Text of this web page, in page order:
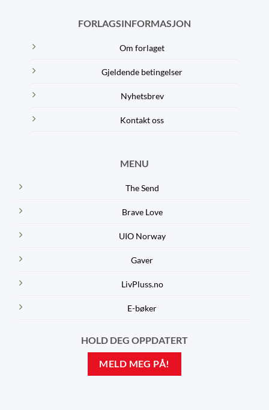
FORLAGSINFORMASJON
Om forlaget
Gjeldende betingelser
Nyhetsbrev
Kontakt oss
MENU
The Send
Brave Love
UIO Norway
Gaver
LivPluss.no
E-bøker
HOLD DEG OPPDATERT
MELD MEG PÅ!